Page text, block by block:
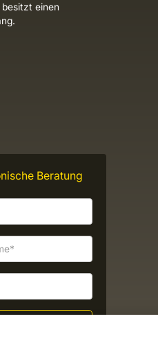
einen
Beratung